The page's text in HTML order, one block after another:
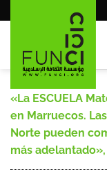
al
«La ESCUELA
en Marruecos.
Norte pueden
más adelantado»,